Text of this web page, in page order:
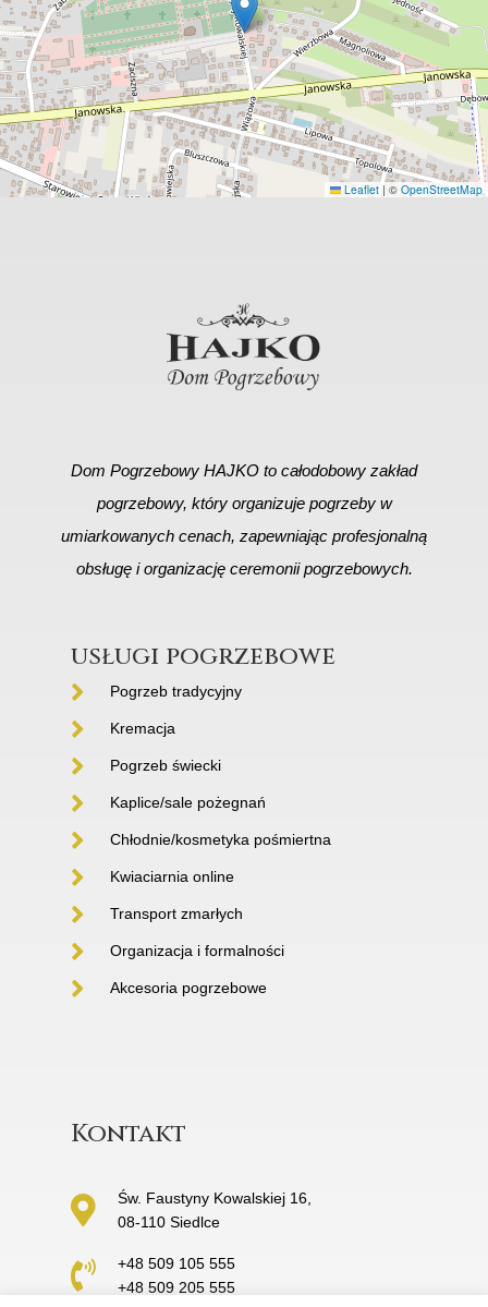
Leaflet | © OpenStreetMap
Dom Pogrzebowy HAJKO to całodobowy zakład
pogrzebowy, który organizuje pogrzeby w
umiarkowanych cenach, zapewniając profesjonalną
obsługę i organizację ceremonii pogrzebowych.
usługi pogrzebowe
Pogrzeb tradycyjny
Kremacja
Pogrzeb świecki
Kaplice/sale pożegnań
Chłodnie/kosmetyka pośmiertna
Kwiaciarnia online
Transport zmarłych
Organizacja i formalności
Akcesoria pogrzebowe
Kontakt
Św. Faustyny Kowalskiej 16,
08-110 Siedlce
+48 509 105 555
+48 509 205 555